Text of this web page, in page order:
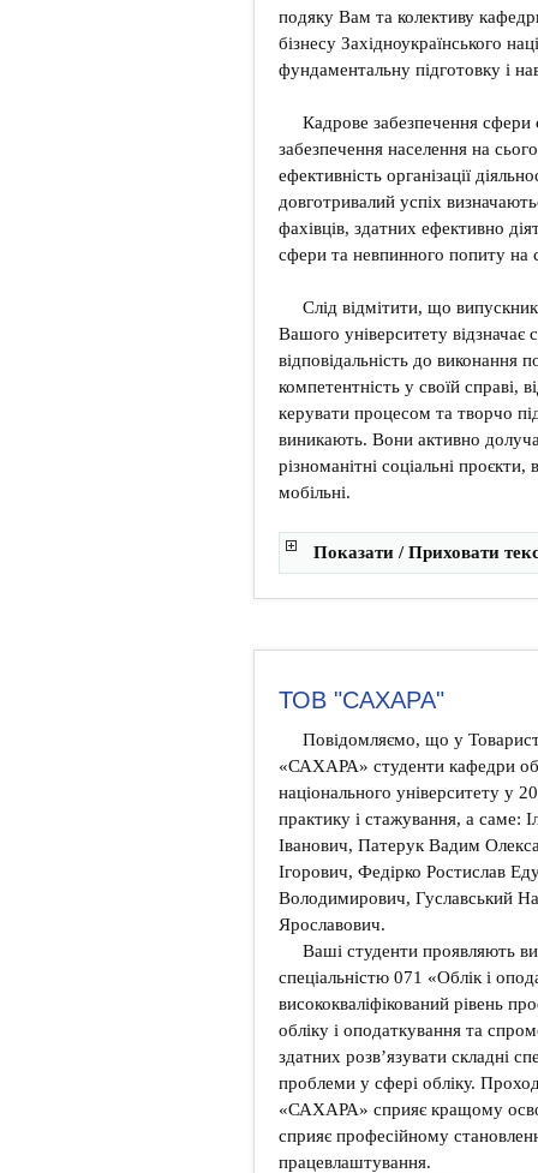
подяку Вам та колективу
бізнесу Західноукраїнського
фундаментальну підготовку і
Кадрове забезпечення сфери
забезпечення населення на
ефективність організації
довготривалий успіх
фахівців, здатних ефективно
сфери та невпинного попиту на
Слід відмітити, що
Вашого університету відзначає
відповідальність до виконання
компетентність у своїй справі,
керувати процесом та творчо
виникають. Вони активно
різноманітні соціальні
мобільні.
Показати / Приховати
ТОВ "САХАРА"
Повідомляємо, що у
«САХАРА» студенти кафедри
національного університету у
практику і стажування, а саме:
Іванович, Патерук Вадим
Ігорович, Федірко Ростислав
Володимирович, Гуславський
Ярославович.
Ваші студенти проявляють
спеціальністю 071 «Облік і
висококваліфікований рівень
обліку і оподаткування та
здатних розв’язувати складні
проблеми у сфері обліку.
«САХАРА» сприяє кращому
сприяє професійному
працевлаштування.